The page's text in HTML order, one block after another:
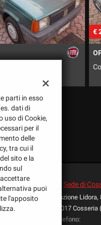
€ 2.500
Sede di
Frazione Lidora,
17017 Cosseria
Telefono:
parti in esso
dati di
uso di Cookie,
per il
delle
tra cui il
sito e la
sul
puoi
l'apposito